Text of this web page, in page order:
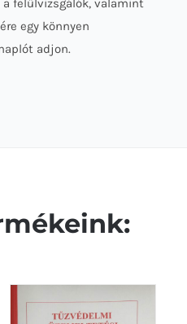
felülvizsgálók, valamint
egy könnyen
adjon.